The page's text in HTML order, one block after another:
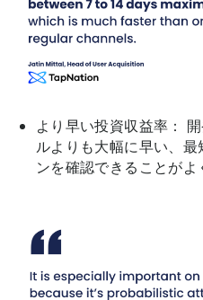
より早い投資収益率：
ルよりも大幅に早い、
ンを確認できることがよ